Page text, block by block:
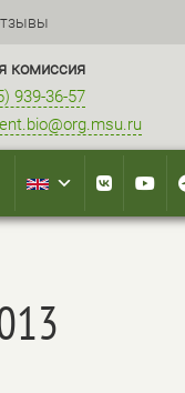
комиссия
939-36-57